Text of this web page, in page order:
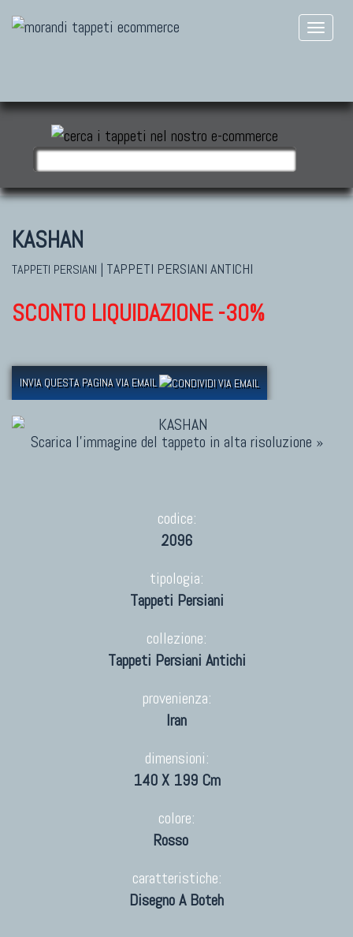
KASHAN
TAPPETI PERSIANI | TAPPETI PERSIANI ANTICHI
SCONTO LIQUIDAZIONE -30%
INVIA QUESTA PAGINA VIA EMAIL
Scarica l'immagine del tappeto in alta risoluzione »
codice:
2096
tipologia:
Tappeti Persiani
collezione:
Tappeti Persiani Antichi
provenienza:
Iran
dimensioni:
140 X 199 Cm
colore:
Rosso
caratteristiche:
Disegno A Boteh